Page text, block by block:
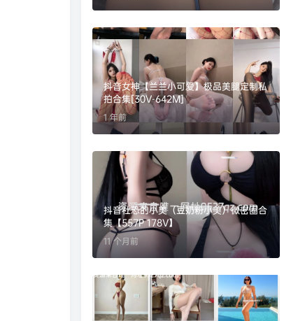
抖音女神️【兰兰小可爱️】极品美腿定制私
拍合集[30V-642M]
1 年前
抖音社恐的小美（豆奶粉小美）微密圈合
集【557P 178V】
11 个月前